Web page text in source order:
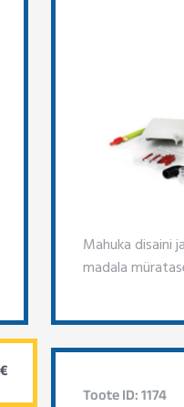
Mahuka disaini
madala
Toote ID: 1174